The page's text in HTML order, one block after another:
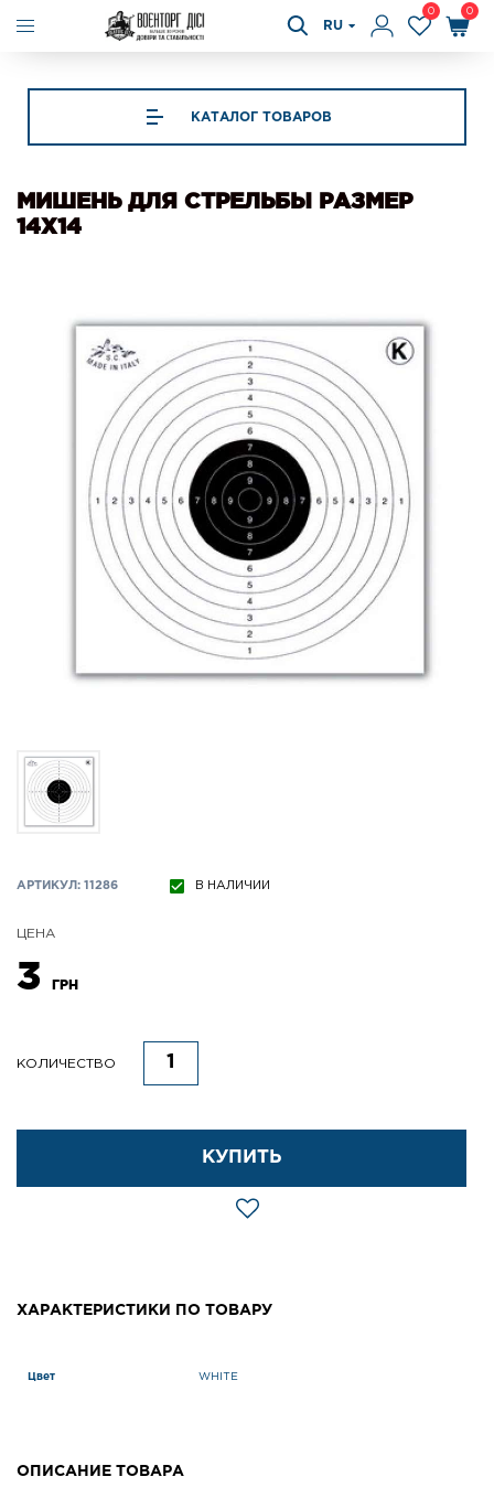
RU
0 0
КАТАЛОГ ТОВАРОВ
МИШЕНЬ ДЛЯ СТРЕЛЬБЫ РАЗМЕР
14Х14
АРТИКУЛ: 11286 В НАЛИЧИИ
ЦЕНА
3 ГРН
КОЛИЧЕСТВО
КУПИТЬ
ХАРАКТЕРИСТИКИ ПО ТОВАРУ
Цвет WHITE
ОПИСАНИЕ ТОВАРА